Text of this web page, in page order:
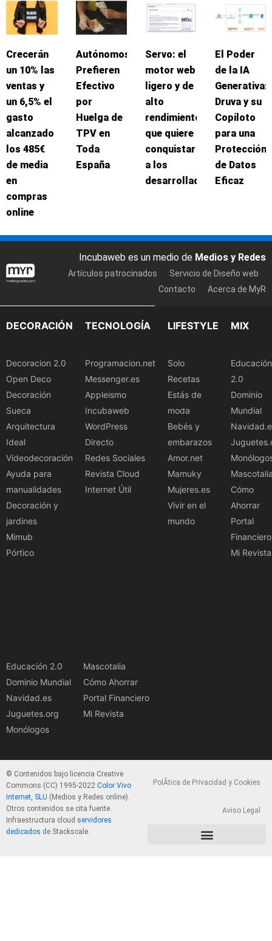
Crecerán
un 10% las
ventas y
un 6,5% el
gasto
alcanzado
los 485€
de media
en
compras
online
Autónomos
Prefieren
Efectivo
por
Huelga de
TPV en
Toda
España
Servo: el
motor web
ligero y de
alto
rendimiento
que quiere
conquistar
a los
desarrolladores
El Poder
de la IA
Generativa:
Druva y su
Copiloto
para una
Protección
de Datos
Eficaz
Incubaweb es un medio de Medios y Redes
Artículos patrocinados
Servicio de Diseño web
Contacto
Acerca de MyR
DECORACIÓN
Decoracion 2.0
Open Deco
Decoración
Sueca
Arquitectura
Ideal
Videodecoración
Ayuda para
manualidades
Decoración y
jardines
Mimub
Pórtico
TECNOLOGÍA
Programacion.net
Messenger.es
Appleismo
Incubaweb
WordPress
Directo
Redes Sociales
Revista Cloud
Internet Útil
LIFESTYLE
Solo
Recetas
Estás de
moda
Bebés y
embarazos
Amor.net
Mamuky
Mujeres.es
Vivir en el
mundo
MIX
Educación
2.0
Dominio
Mundial
Cómo
Ahorrar
Portal
Financiero
Mi Revista
Educación 2.0
Dominio Mundial
Navidad.es
Juguetes.org
Monólogos
Mascotalia
Cómo Ahorrar
Portal Financiero
Mi Revista
© Contenidos bajo licencia Creative
Commons (CC) 1995-2022 Color Vivo
Internet, SLU (Medios y Redes online).
Otros contenidos se cita fuente.
Infraestructura cloud servidores
dedicados de Stackscale.
PolÃ­tica de Privacidad y Cookies
Aviso Legal